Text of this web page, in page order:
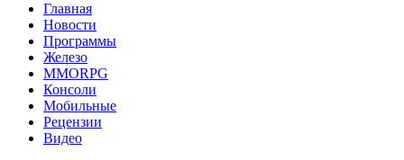
Главная
Новости
Программы
Железо
MMORPG
Консоли
Мобильные
Рецензии
Видео